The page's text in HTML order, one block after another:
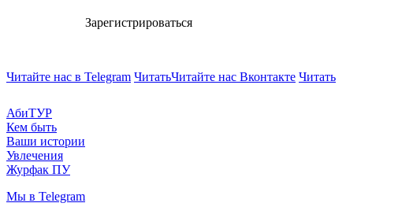
Зарегистрироваться
Читайте нас в Telegram ЧитатьЧитайте нас Вконтакте Читать
АбиТУР
Кем быть
Ваши истории
Увлечения
Журфак ПУ
Мы в Telegram